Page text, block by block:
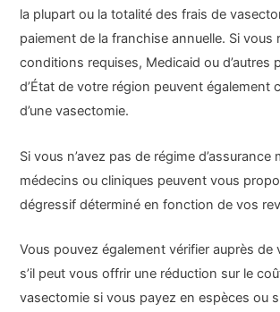
la plupart ou la totalité des frais de
paiement de la franchise annuelle. Si vous
conditions requises, Medicaid ou d’autres
d’État de votre région peuvent également
d’une vasectomie.
Si vous n’avez pas de régime d’assurance
médecins ou cliniques peuvent vous
dégressif déterminé en fonction de vos
Vous pouvez également vérifier auprès de
s’il peut vous offrir une réduction sur le
vasectomie si vous payez en espèces ou